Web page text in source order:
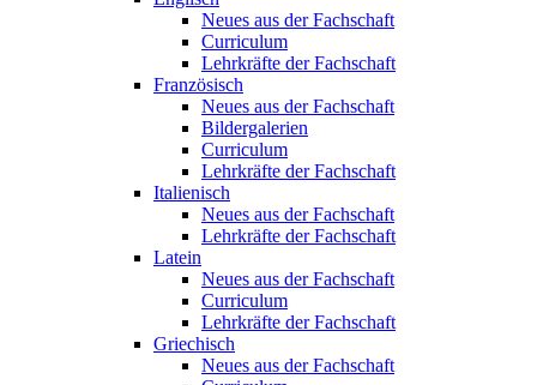
Neues aus der Fachschaft
Curriculum
Lehrkräfte der Fachschaft
Französisch
Neues aus der Fachschaft
Bildergalerien
Curriculum
Lehrkräfte der Fachschaft
Italienisch
Neues aus der Fachschaft
Lehrkräfte der Fachschaft
Latein
Neues aus der Fachschaft
Curriculum
Lehrkräfte der Fachschaft
Griechisch
Neues aus der Fachschaft